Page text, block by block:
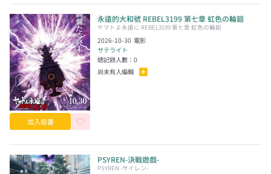
加入追番
永遠的大和號 REBEL3199 第七章 虹色の輪廻
ヤマトよ永遠に REBEL3199 第七章 虹色の輪廻
2026-10-30 電影
サテライト
總記錄人數：0
尚未有人編輯
PSYREN-決戰遊戲-
PSYREN -サイレン-